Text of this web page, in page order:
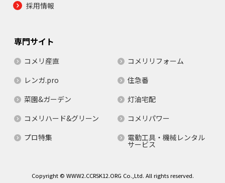
採用情報
専門サイト
コメリ産直
コメリリフォーム
レンガ.pro
住急番
菜園&ガーデン
灯油宅配
コメリハード&グリーン
コメリパワー
プロ特集
電動工具・機械レンタル
サービス
Copyright © WWW2.CCRSK12.ORG Co.,Ltd. All rights reserved.